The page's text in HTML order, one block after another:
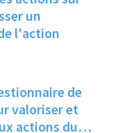
un
l'action
de
valoriser et
actions du